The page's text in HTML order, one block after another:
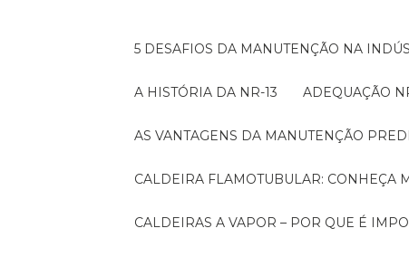
5 DESAFIOS DA MANUTENÇÃO NA
A HISTÓRIA DA NR-13 ADEQUAÇÃO
AS VANTAGENS DA MANUTENÇÃO
CALDEIRA FLAMOTUBULAR: CONHEÇA
CALDEIRAS A VAPOR – POR QUE É